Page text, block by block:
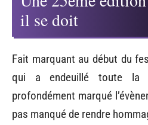
il se doit
Fait marquant au début du
qui a endeuillé toute la
profondément marqué
pas manqué de rendre